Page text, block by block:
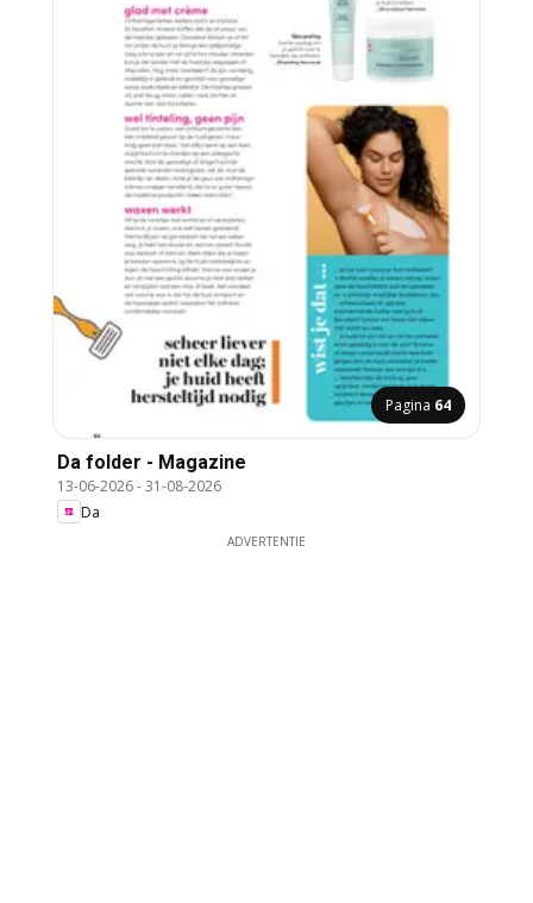
Pagina 64
Da folder - Magazine
13-06-2026-31-08-2026
Da
ADVERTENTIE